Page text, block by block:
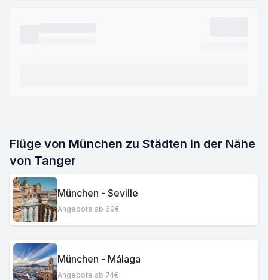
Flüge von München zu Städten in der Nähe
von Tanger
München - Seville
Angebote ab 69€
München - Málaga
Angebote ab 74€